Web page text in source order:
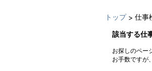
トップ > 仕事
該当する仕
お探しのペー
お手数ですが